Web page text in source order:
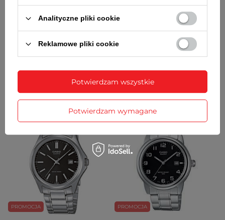
128,00 zł/1szt.
obniżką:
Zegarek Casio MQ-24B-9BEF
128,00 zł/1szt.
Cena regularna:
PROMOCJA PROMOCJA
Analityczne pliki cookie
Reklamowe pliki cookie
Potwierdzam wymagane
Potwierdzam wszystkie